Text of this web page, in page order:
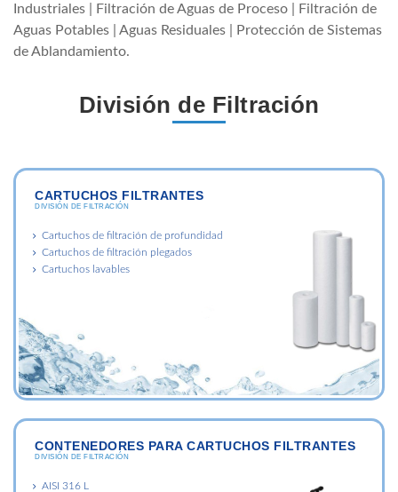
Industriales | Filtración de Aguas de Proceso | Filtración de
Aguas Potables | Aguas Residuales | Protección de Sistemas
de Ablandamiento.
División de Filtración
CARTUCHOS FILTRANTES
DIVISIÓN DE FILTRACIÓN
Cartuchos de filtración de profundidad
Cartuchos de filtración plegados
Cartuchos lavables
CONTENEDORES PARA CARTUCHOS FILTRANTES
DIVISIÓN DE FILTRACIÓN
AISI 316 L